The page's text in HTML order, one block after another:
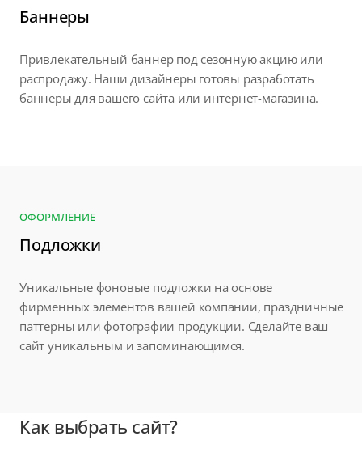
Баннеры
Привлекательный баннер под сезонную акцию или
распродажу. Наши дизайнеры готовы разработать
баннеры для вашего сайта или интернет-магазина.
ОФОРМЛЕНИЕ
Подложки
Уникальные фоновые подложки на основе
фирменных элементов вашей компании, праздничные
паттерны или фотографии продукции. Сделайте ваш
сайт уникальным и запоминающимся.
Как выбрать сайт?